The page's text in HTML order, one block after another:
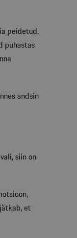
peidetud,
puhastas
andsin
siin on
et